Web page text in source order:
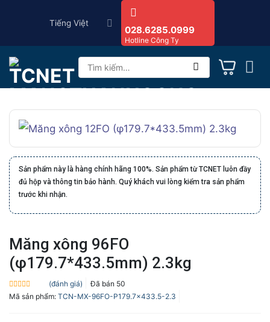
Tiếng Việt
028.6285.0999
Hotline Công Ty
Tìm
kiếm:
Sản phẩm này là hàng chính hãng 100%. Sản phẩm từ TCNET luôn đầy
đủ hộp và thông tin bảo hành. Quý khách vui lòng kiểm tra sản phẩm
trước khi nhận.
Măng xông 96FO
(φ179.7*433.5mm) 2.3kg
Được
xếp
(đánh giá) Đã bán 50
Mã sản phẩm: TCN-MX-96FO-P179.7x433.5-2.3